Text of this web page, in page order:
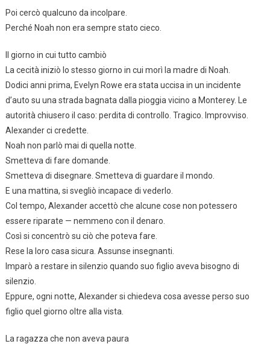
Poi cercò qualcuno da incolpare.
Perché Noah non era sempre stato cieco.
Il giorno in cui tutto cambiò
La cecità iniziò lo stesso giorno in cui morì la madre di Noah.
Dodici anni prima, Evelyn Rowe era stata uccisa in un incidente
d’auto su una strada bagnata dalla pioggia vicino a Monterey. Le
autorità chiusero il caso: perdita di controllo. Tragico. Improvviso.
Alexander ci credette.
Noah non parlò mai di quella notte.
Smetteva di fare domande.
Smetteva di disegnare. Smetteva di guardare il mondo.
E una mattina, si svegliò incapace di vederlo.
Col tempo, Alexander accettò che alcune cose non potessero
essere riparate — nemmeno con il denaro.
Così si concentrò su ciò che poteva fare.
Rese la loro casa sicura. Assunse insegnanti.
Imparò a restare in silenzio quando suo figlio aveva bisogno di
silenzio.
Eppure, ogni notte, Alexander si chiedeva cosa avesse perso suo
figlio quel giorno oltre alla vista.
La ragazza che non aveva paura